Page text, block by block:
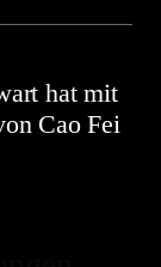
hat mit
Cao Fei